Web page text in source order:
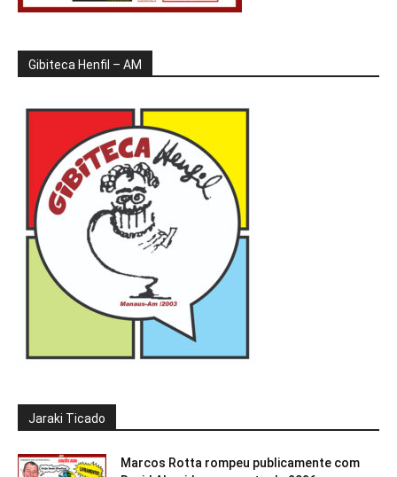
Gibiteca Henfil – AM
Jaraki Ticado
Marcos Rotta rompeu publicamente com